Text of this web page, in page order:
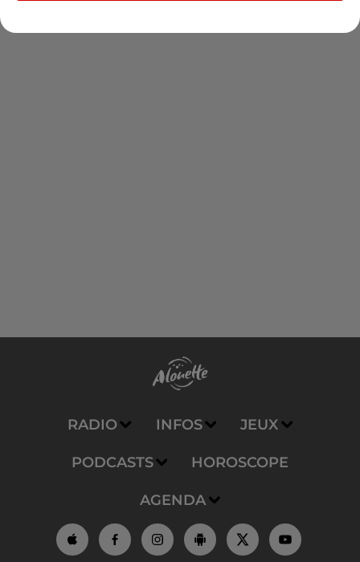
RADIO INFOS JEUX
PODCASTS HOROSCOPE
AGENDA